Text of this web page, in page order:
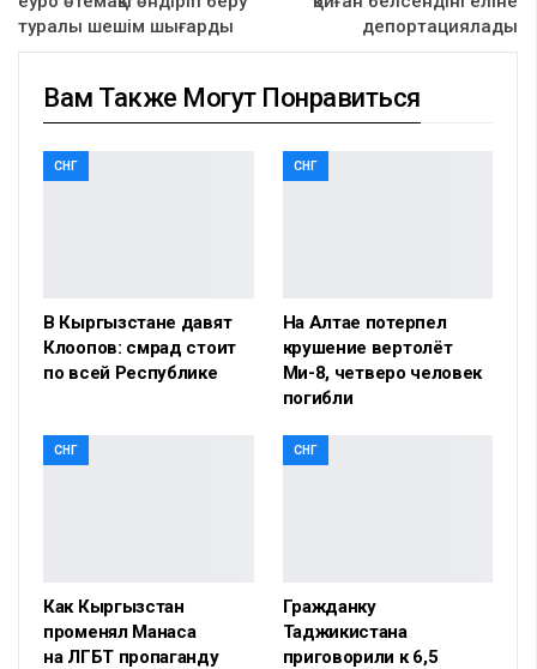
туралы шешім шығарды
депортациялады
Вам Также Могут Понравиться
СНГ
В Кыргызстане давят
Клоопов: смрад стоит
по всей Республике
СНГ
На Алтае потерпел
крушение вертолёт
Ми-8, четверо человек
погибли
СНГ
Как Кыргызстан
променял Манаса
на ЛГБТ пропаганду
СНГ
Гражданку
Таджикистана
приговорили к 6,5